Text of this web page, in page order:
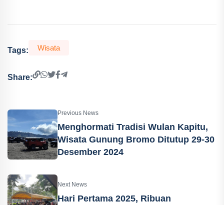
Tags: Wisata
Share:
Previous News
Menghormati Tradisi Wulan Kapitu,
Wisata Gunung Bromo Ditutup 29-30
Desember 2024
Next News
Hari Pertama 2025, Ribuan